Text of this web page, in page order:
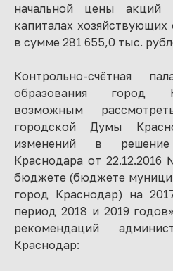
начальной цены акций
капиталах
в сумме 281 655,0 тыс.
Контрольно-счётная
образования город
возможным
городской Думы
изменений в
Краснодара от
бюджете (бюджете
город Краснодар) на
период 2018 и 2019
рекомендаций
Краснодар: